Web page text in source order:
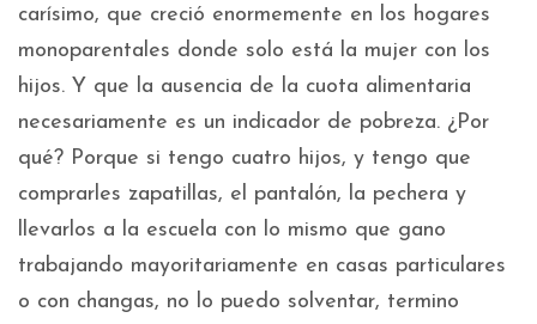
carísimo, que creció enormemente en los hogares
monoparentales donde solo está la mujer con los
hijos. Y que la ausencia de la cuota alimentaria
necesariamente es un indicador de pobreza. ¿Por
qué? Porque si tengo cuatro hijos, y tengo que
comprarles zapatillas, el pantalón, la pechera y
llevarlos a la escuela con lo mismo que gano
trabajando mayoritariamente en casas particulares
o con changas, no lo puedo solventar, termino